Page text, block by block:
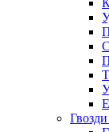
Гвозди